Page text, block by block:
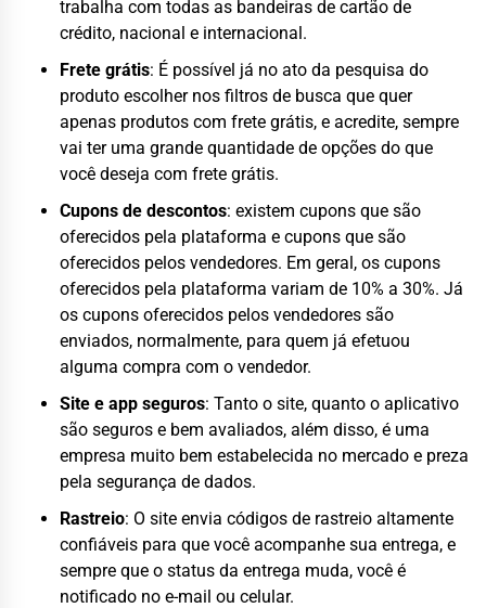
trabalha com todas as bandeiras de cartão de
crédito, nacional e internacional.
Frete grátis: É possível já no ato da pesquisa do
produto escolher nos filtros de busca que quer
apenas produtos com frete grátis, e acredite, sempre
vai ter uma grande quantidade de opções do que
você deseja com frete grátis.
Cupons de descontos: existem cupons que são
oferecidos pela plataforma e cupons que são
oferecidos pelos vendedores. Em geral, os cupons
oferecidos pela plataforma variam de 10% a 30%. Já
os cupons oferecidos pelos vendedores são
enviados, normalmente, para quem já efetuou
alguma compra com o vendedor.
Site e app seguros: Tanto o site, quanto o aplicativo
são seguros e bem avaliados, além disso, é uma
empresa muito bem estabelecida no mercado e preza
pela segurança de dados.
Rastreio: O site envia códigos de rastreio altamente
confiáveis para que você acompanhe sua entrega, e
sempre que o status da entrega muda, você é
notificado no e-mail ou celular.